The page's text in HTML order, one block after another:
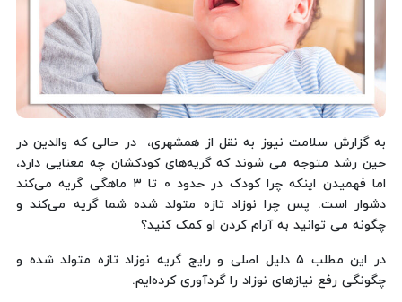
به گزارش سلامت نیوز به نقل از همشهری، در حالی که والدین در
حین رشد متوجه می شوند که گریه‌های کودکشان چه معنایی دارد،
اما فهمیدن اینکه چرا کودک در حدود ۰ تا ۳ ماهگی گریه می‌کند
دشوار است. پس چرا نوزاد تازه متولد شده شما گریه می‌کند و
چگونه می توانید به آرام کردن او کمک کنید؟
در این مطلب ۵ دلیل اصلی و رایج گریه نوزاد تازه متولد شده و
چگونگی رفع نیازهای نوزاد را گردآوری کرده‌ایم.